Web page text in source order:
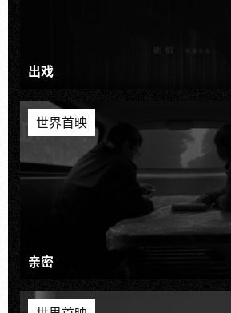
出戏
世界首映
亲密